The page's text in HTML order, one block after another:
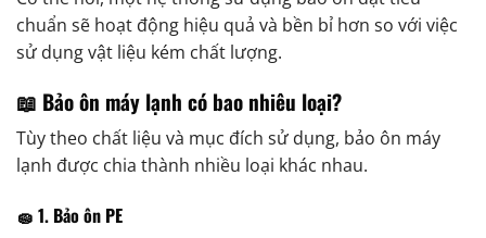
chuẩn sẽ hoạt động hiệu quả và bền bỉ hơn so với việc
sử dụng vật liệu kém chất lượng.
📖 Bảo ôn máy lạnh có bao nhiêu loại?
Tùy theo chất liệu và mục đích sử dụng, bảo ôn máy
lạnh được chia thành nhiều loại khác nhau.
🧽 1. Bảo ôn PE